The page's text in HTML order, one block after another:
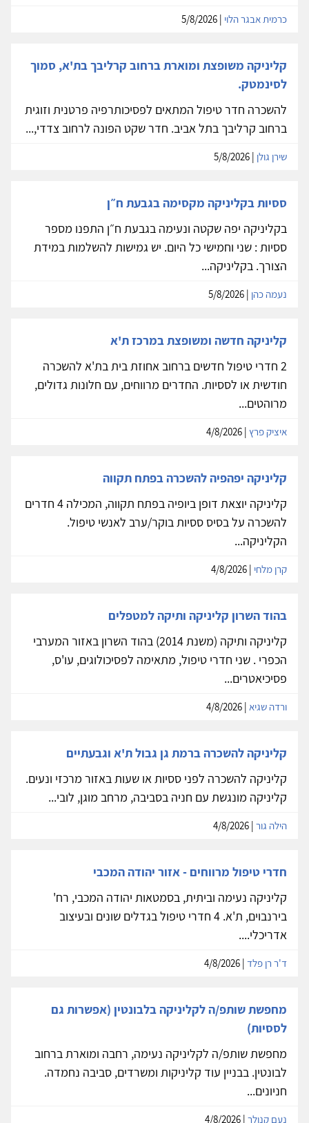
כרמית אבגר הלוי
קליניקה משופצת ומוארת ברחוב קרליבך בת'א, סמוך
לסינמטק.
להשכרה חדר טיפול המתאים לפסיכותרפיה פרטנית וזוגית
ברחוב קרליבך בתל אביב. חדר שקט הפונה לרחוב צדדי,...
שירן גולן
ססיות בקליניקה מקסימה בגבעת ח״ן
בקליניקה יפה שקטה ונעימה בגבעת ח״ן התפנו מספר
ססיות : שני וחמישי כל היום. יש גמישות להשלמות במידת
הצורך. בקליניקה...
נעמה כהן
קליניקה חדשה ומשופצת במרכז ת'א
2 חדרי טיפול חדשים ברחוב אחוזת בית בת'א להשכרה
חודשית או לססיות. החדרים מרווחים, עם חלונות גדולים,
מרוהטים...
איציק פרץ
קליניקה יפהפיה להשכרה בפתח תקווה
קליניקה יוצאת דופן ביופיה בפתח תקווה, המכילה 4 חדרים
להשכרה על בסיס ססיות בוקר/ערב לאנשי טיפול.
הקליניקה...
קרן מלחי
בהוד השרון קליניקה ותיקה למטפלים
קליניקה ותיקה (משנת 2014) בהוד השרון באזור המערבי
הכפרי . שני חדרי טיפול, מתאימה לפסיכולוגים, עו'ס,
פסיכיאטרים...
ורדה שגיא
קליניקה להשכרה ברמת גן גבול ת'א וגבעתיים
קליניקה להשכרה לפני ססיות או שעות באזור מרכזי ונעים.
קליניקה מונגשת עם חניה בסביבה, מרחב מוגן, לובי...
הילה גור
חדרי טיפול מרווחים - אזור יהודה המכבי
קליניקה נעימה וביתית, בסמטאות יהודה המכבי, רח'
בירנבוים, ת'א. 4 חדרי טיפול בגדלים שונים ובעיצוב
אדריכלי....
ד'ר רן פלד
מחפשת שותפ/ה לקליניקה בלבונטין (אפשרות גם
לססיות)
מחפשת שותפ/ה לקליניקה נעימה, רחבה ומוארת ברחוב
לבונטין. בבניין עוד קליניקות ומשרדים, סביבה נחמדה.
חניונים...
נעם קנולר